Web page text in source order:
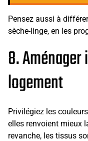
Pensez aussi à
sèche-linge, en les
8.
logement
Privilégiez les
elles renvoient mieux
revanche, les tissus